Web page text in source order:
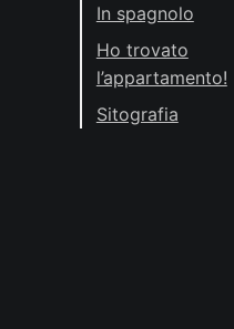
In spagnolo
Ho trovato
l’appartamento!
Sitografia